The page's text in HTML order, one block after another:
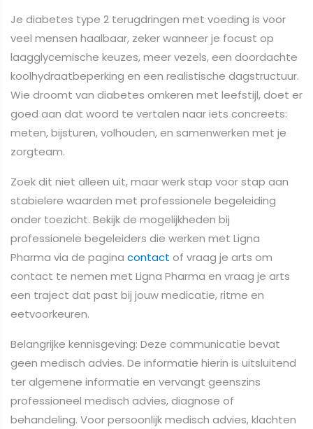
Je diabetes type 2 terugdringen met voeding is voor
veel mensen haalbaar, zeker wanneer je focust op
laagglycemische keuzes, meer vezels, een doordachte
koolhydraatbeperking en een realistische dagstructuur.
Wie droomt van diabetes omkeren met leefstijl, doet er
goed aan dat woord te vertalen naar iets concreets:
meten, bijsturen, volhouden, en samenwerken met je
zorgteam.
Zoek dit niet alleen uit, maar werk stap voor stap aan
stabielere waarden met professionele begeleiding
onder toezicht. Bekijk de mogelijkheden bij
professionele begeleiders die werken met Ligna
Pharma via de pagina contact of vraag je arts om
contact te nemen met Ligna Pharma en vraag je arts
een traject dat past bij jouw medicatie, ritme en
eetvoorkeuren.
Belangrijke kennisgeving: Deze communicatie bevat
geen medisch advies. De informatie hierin is uitsluitend
ter algemene informatie en vervangt geenszins
professioneel medisch advies, diagnose of
behandeling. Voor persoonlijk medisch advies, klachten